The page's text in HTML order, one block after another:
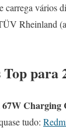
carrega vários
Rheinland
para
Charging
tudo: